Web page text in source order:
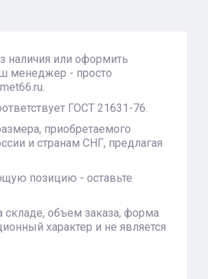
или оформить
менеджер - просто
ГОСТ 21631-76.
приобретаемого
и странам СНГ, предлагая
позицию - оставьте
складе, объем заказа, форма
характер и не является